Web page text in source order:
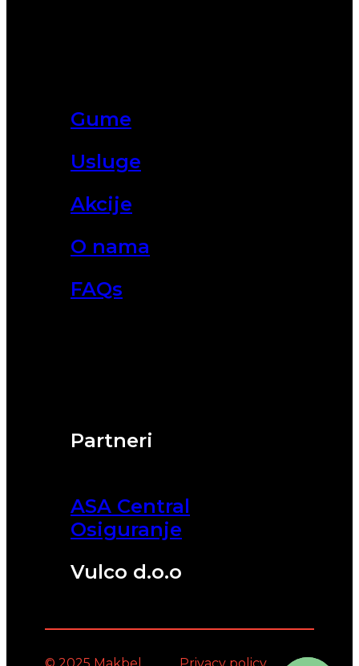
Partneri
ASA Central
Osiguranje
Vulco d.o.o
Gume
Usluge
Akcije
O nama
FAQs